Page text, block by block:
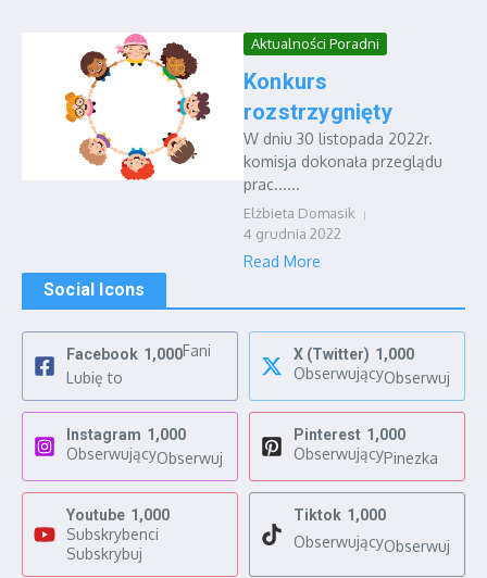
Aktualności Poradni
Konkurs
rozstrzygnięty
W dniu 30 listopada 2022r.
komisja dokonała przeglądu
prac......
Elżbieta Domasik
4 grudnia 2022
Read More
Social Icons
Facebook 1,000Fani
Lubię to
X (Twitter) 1,000
ObserwującyObserwuj
Instagram 1,000
ObserwującyObserwuj
Pinterest 1,000
ObserwującyPinezka
Youtube 1,000
Subskrybenci
Subskrybuj
Tiktok 1,000
ObserwującyObserwuj